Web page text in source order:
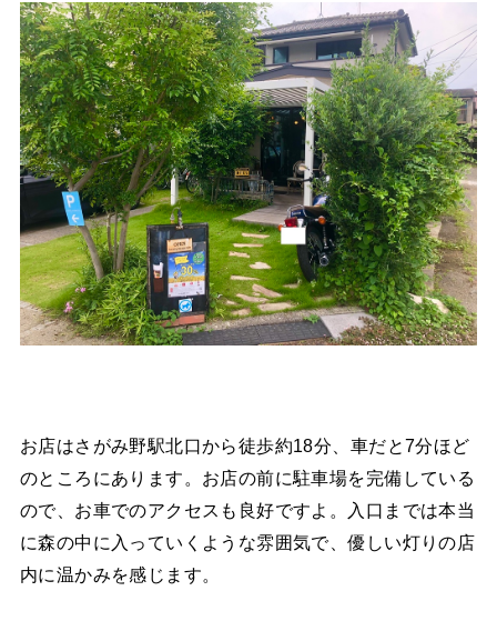
お店はさがみ野駅北口から徒歩約18分、車だと7分ほど
のところにあります。お店の前に駐車場を完備している
ので、お車でのアクセスも良好ですよ。入口までは本当
に森の中に入っていくような雰囲気で、優しい灯りの店
内に温かみを感じます。